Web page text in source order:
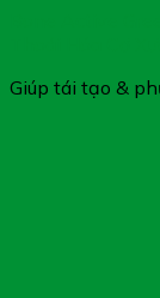
Giúp tái tạo &